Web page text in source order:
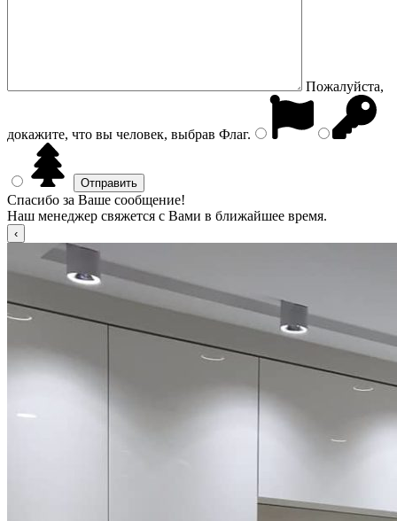
Пожалуйста,
докажите, что вы человек, выбрав Флаг.
Спасибо за Ваше сообщение!
Наш менеджер свяжется с Вами в ближайшее время.